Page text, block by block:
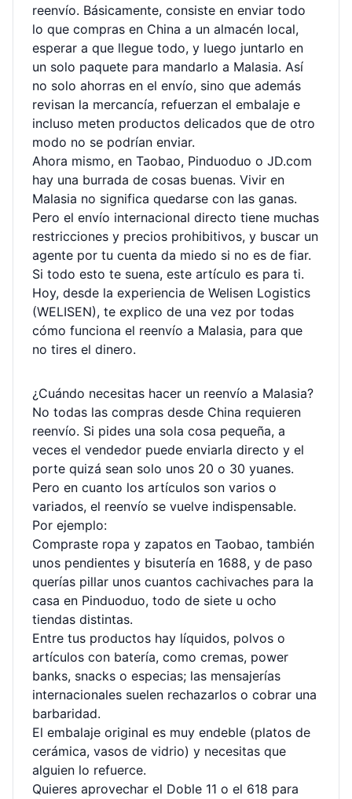
reenvío. Básicamente, consiste en enviar todo
lo que compras en China a un almacén local,
esperar a que llegue todo, y luego juntarlo en
un solo paquete para mandarlo a Malasia. Así
no solo ahorras en el envío, sino que además
revisan la mercancía, refuerzan el embalaje e
incluso meten productos delicados que de otro
modo no se podrían enviar.
Ahora mismo, en Taobao, Pinduoduo o JD.com
hay una burrada de cosas buenas. Vivir en
Malasia no significa quedarse con las ganas.
Pero el envío internacional directo tiene muchas
restricciones y precios prohibitivos, y buscar un
agente por tu cuenta da miedo si no es de fiar.
Si todo esto te suena, este artículo es para ti.
Hoy, desde la experiencia de Welisen Logistics
(WELISEN), te explico de una vez por todas
cómo funciona el reenvío a Malasia, para que
no tires el dinero.
¿Cuándo necesitas hacer un reenvío a Malasia?
No todas las compras desde China requieren
reenvío. Si pides una sola cosa pequeña, a
veces el vendedor puede enviarla directo y el
porte quizá sean solo unos 20 o 30 yuanes.
Pero en cuanto los artículos son varios o
variados, el reenvío se vuelve indispensable.
Por ejemplo:
Compraste ropa y zapatos en Taobao, también
unos pendientes y bisutería en 1688, y de paso
querías pillar unos cuantos cachivaches para la
casa en Pinduoduo, todo de siete u ocho
tiendas distintas.
Entre tus productos hay líquidos, polvos o
artículos con batería, como cremas, power
banks, snacks o especias; las mensajerías
internacionales suelen rechazarlos o cobrar una
barbaridad.
El embalaje original es muy endeble (platos de
cerámica, vasos de vidrio) y necesitas que
alguien lo refuerce.
Quieres aprovechar el Doble 11 o el 618 para